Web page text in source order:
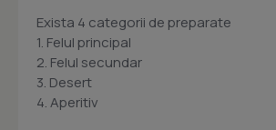
Exista 4 categorii de preparate
1. Felul principal
2. Felul secundar
3. Desert
4. Aperitiv